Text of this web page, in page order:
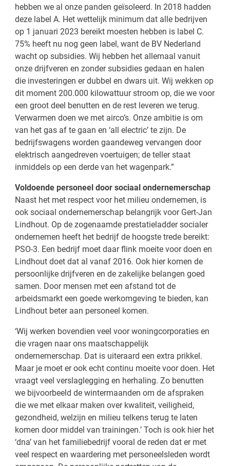
hebben we al onze panden geïsoleerd. In 2018 hadden
deze label A. Het wettelijk minimum dat alle bedrijven
op 1 januari 2023 bereikt moesten hebben is label C.
75% heeft nu nog geen label, want de BV Nederland
wacht op subsidies. Wij hebben het allemaal vanuit
onze drijfveren en zonder subsidies gedaan en halen
die investeringen er dubbel en dwars uit. Wij wekken op
dit moment 200.000 kilowattuur stroom op, die we voor
een groot deel benutten en de rest leveren we terug.
Verwarmen doen we met airco’s. Onze ambitie is om
van het gas af te gaan en ‘all electric’ te zijn. De
bedrijfswagens worden gaandeweg vervangen door
elektrisch aangedreven voertuigen; de teller staat
inmiddels op een derde van het wagenpark.”
Voldoende personeel door sociaal ondernemerschap
Naast het met respect voor het milieu ondernemen, is
ook sociaal ondernemerschap belangrijk voor Gert-Jan
Lindhout. Op de zogenaamde prestatieladder socialer
ondernemen heeft het bedrijf de hoogste trede bereikt:
PSO-3. Een bedrijf moet daar flink moeite voor doen en
Lindhout doet dat al vanaf 2016. Ook hier komen de
persoonlijke drijfveren en de zakelijke belangen goed
samen. Door mensen met een afstand tot de
arbeidsmarkt een goede werkomgeving te bieden, kan
Lindhout beter aan personeel komen.
‘Wij werken bovendien veel voor woningcorporaties en
die vragen naar ons maatschappelijk
ondernemerschap. Dat is uiteraard een extra prikkel.
Maar je moet er ook echt continu moeite voor doen. Het
vraagt veel verslaglegging en herhaling. Zo benutten
we bijvoorbeeld de wintermaanden om de afspraken
die we met elkaar maken over kwaliteit, veiligheid,
gezondheid, welzijn en milieu telkens terug te laten
komen door middel van trainingen.’ Toch is ook hier het
‘dna’ van het familiebedrijf vooral de reden dat er met
veel respect en waardering met personeelsleden wordt